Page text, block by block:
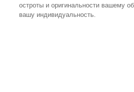
остроты и оригинальности вашему
вашу индивидуальность.